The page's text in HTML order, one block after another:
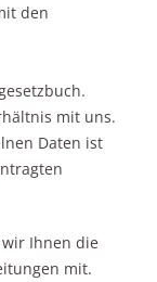
den
mit uns.
Daten ist
wir Ihnen die
mit.